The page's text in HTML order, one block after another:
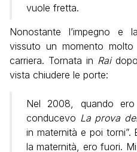
vuole fretta.
Nonostante l’impegno e
vissuto un momento
carriera. Tornata in Rai
vista chiudere le porte:
Nel 2008, quando
conducevo La prova
in maternità e poi
la maternità, ero fuori.